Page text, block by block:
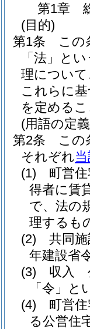
第1章
(目的)
第1条
この
「法」と
理につい
これらに
を定める
(用語の定
第2条
この
それぞれ
(1)
町営
得者に賃
で、法の
理するも
(2)
共同
年建設省
(3)
収入
「令」と
(4)
町営
る公営住